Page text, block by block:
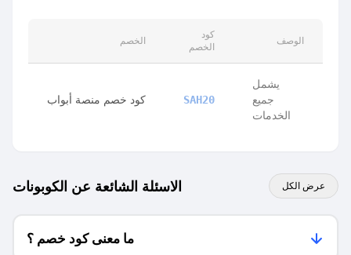
الخصم
كود
الخصم
الوصف
كود خصم منصة أبواب SAH20
يشمل
جميع
الخدمات
الاسئلة الشائعة عن الكوبونات عرض الكل
ما معنى كود خصم ؟